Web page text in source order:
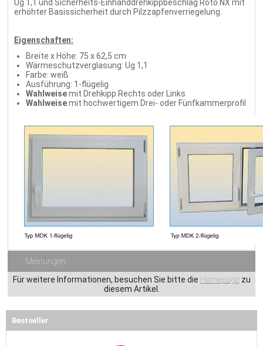
Ug 1,1 und Sicherheits-Einhanddrehkippbeschlag Roto NX mit
erhöhter Basissicherheit durch Pilzzapfenverriegelung.
Eigenschaften:
Breite x Höhe: 75 x 62,5 cm
Wärmeschutzverglasung: Ug 1,1
Farbe: weiß
Ausführung: 1-flügelig
Wahlweisemit Drehkipp Rechts oder Links
Wahlweisemit hochwertigem Drei- oder Fünfkammerprofil
Meinungen
Für weitere Informationen, besuchen Sie bitte die Homepagezu
diesem Artikel.
Bestseller